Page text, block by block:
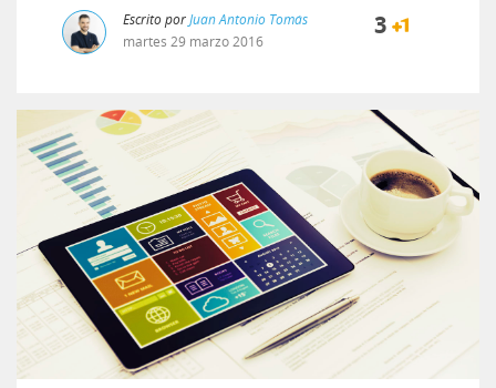
Escrito porJuan Antonio Tomás
martes 29 marzo2016
3